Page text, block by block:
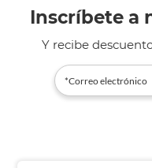
Inscríbete a
Y recibe